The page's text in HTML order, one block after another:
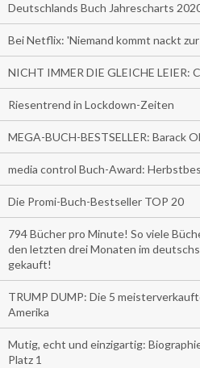
Deutschlands Buch Jahrescharts
Bei Netflix: 'Niemand kommt nackt
NICHT IMMER DIE GLEICHE LEIER:
Riesentrend in Lockdown-Zeiten
MEGA-BUCH-BESTSELLER: Barack
media control Buch-Award:
Die Promi-Buch-Bestseller TOP 20
794 Bücher pro Minute! So viele
den letzten drei Monaten im
gekauft!
TRUMP DUMP: Die 5
Amerika
Mutig, echt und einzigartig:
Platz 1